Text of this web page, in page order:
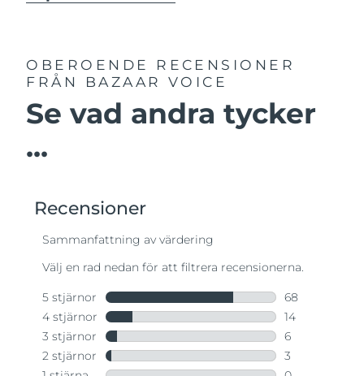
OBEROENDE RECENSIONER
FRÅN BAZAAR VOICE
Se vad andra tycker
...